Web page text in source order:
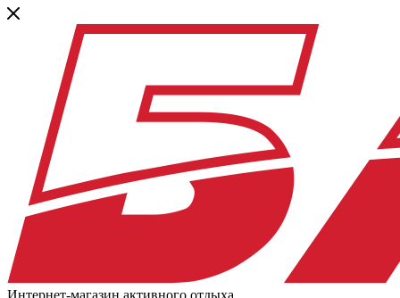
Интернет-магазин активного отдыха